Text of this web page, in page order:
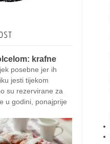
krafne
posebne jer ih
jesti tijekom
su rezervirane za
u godini, ponajprije